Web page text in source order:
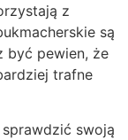
z
są
być pewien, że
trafne
swoją